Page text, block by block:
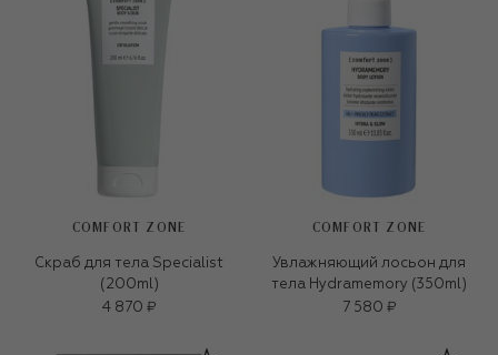
COMFORT ZONE
Скраб для тела Specialist
(200ml)
4 870 ₽
COMFORT ZONE
Увлажняющий лосьон для
тела Hydramemory (350ml)
7 580 ₽